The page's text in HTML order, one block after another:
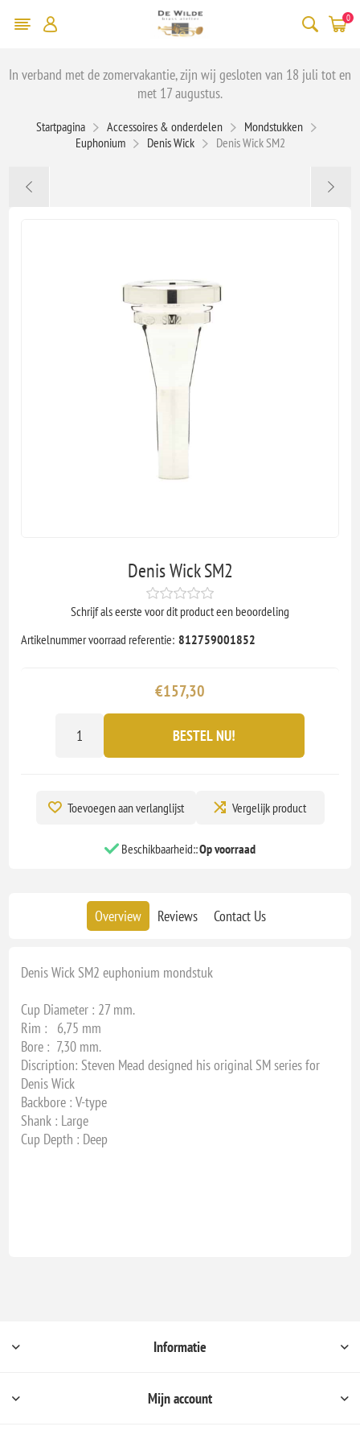
0
In verband met de zomervakantie, zijn wij gesloten van 18 juli tot en
met 17 augustus.
Startpagina Accessoires & onderdelen
Mondstukken
Euphonium
Denis Wick Denis Wick SM2
Denis Wick SM2
Schrijf als eerste voor dit product een beoordeling
Artikelnummer voorraad referentie: 812759001852
€157,30
BESTEL NU!
Toevoegen aan verlanglijst Vergelijk product
Beschikbaarheid::Op voorraad
Overview Reviews Contact Us
Denis Wick SM2 euphonium mondstuk
Cup Diameter : 27 mm.
Rim : 6,75 mm
Bore : 7,30 mm.
Discription: Steven Mead designed his original SM series for
Denis Wick
Backbore : V-type
Shank : Large
Cup Depth : Deep
Informatie
Mijn account